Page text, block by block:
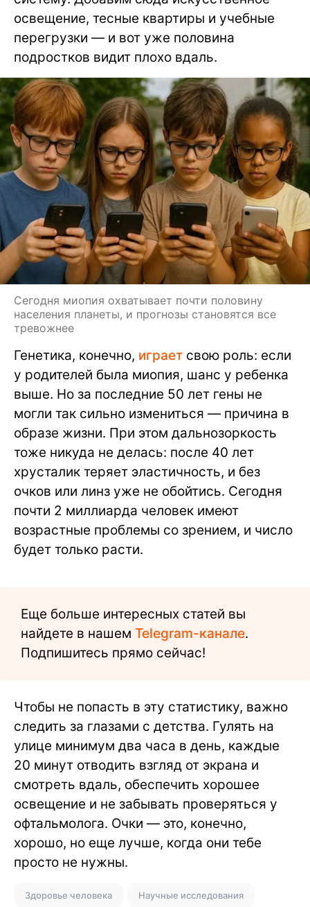
освещение, тесные квартиры и учебные
перегрузки — и вот уже половина
подростков видит плохо вдаль.
Сегодня миопия охватывает почти половину
населения планеты, и прогнозы становятся все
тревожнее
Генетика, конечно, играет свою роль: если
у родителей была миопия, шанс у ребенка
выше. Но за последние 50 лет гены не
могли так сильно измениться — причина в
образе жизни. При этом дальнозоркость
тоже никуда не делась: после 40 лет
хрусталик теряет эластичность, и без
очков или линз уже не обойтись. Сегодня
почти 2 миллиарда человек имеют
возрастные проблемы со зрением, и число
будет только расти.
Еще больше интересных статей вы
найдете в нашем Telegram-канале.
Подпишитесь прямо сейчас!
Чтобы не попасть в эту статистику, важно
следить за глазами с детства. Гулять на
улице минимум два часа в день, каждые
20 минут отводить взгляд от экрана и
смотреть вдаль, обеспечить хорошее
освещение и не забывать проверяться у
офтальмолога. Очки — это, конечно,
хорошо, но еще лучше, когда они тебе
просто не нужны.
Здоровье человека Научные исследования